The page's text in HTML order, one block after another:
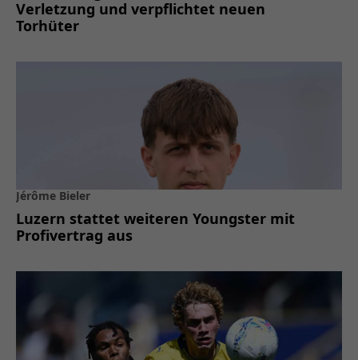
Verletzung und verpflichtet neuen
Torhüter
Jérôme Bieler
Luzern stattet weiteren Youngster mit
Profivertrag aus